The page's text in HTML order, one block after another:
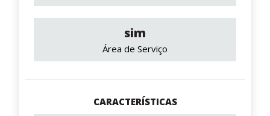
sim
Área de Serviço
CARACTERÍSTICAS